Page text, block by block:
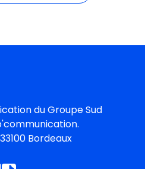
duGroupe Sud
Bordeaux